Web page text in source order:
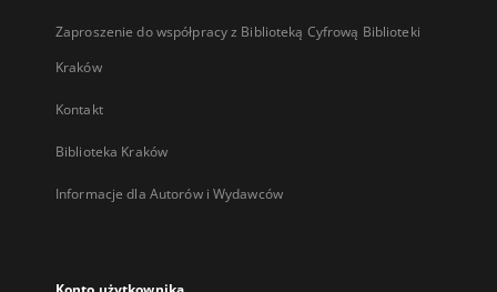
Zaproszenie do współpracy z Biblioteką Cyfrową Biblioteki
Kraków
Kontakt
Biblioteka Kraków
Informacje dla Autorów i Wydawców